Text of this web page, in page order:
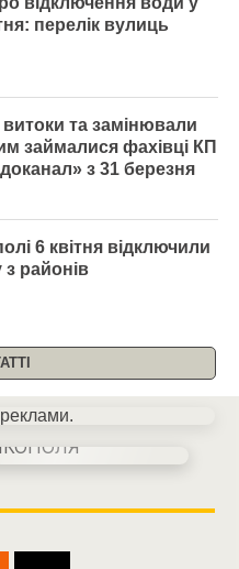
перелік вулиць
витоки та замінювали
займалися фахівці КП
з 31 березня
6 квітня відключили
районів